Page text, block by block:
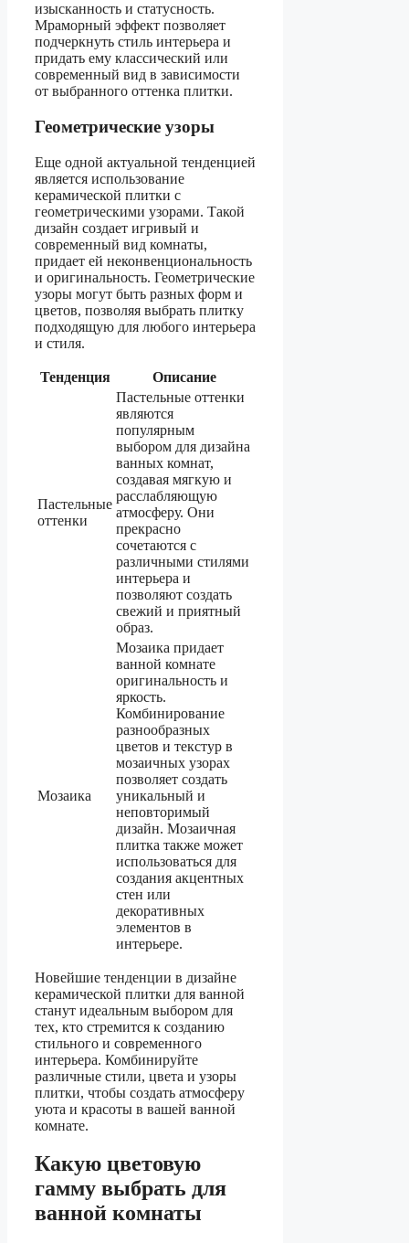
изысканность и статусность.
Мраморный эффект позволяет
подчеркнуть стиль интерьера и
придать ему классический или
современный вид в зависимости
от выбранного оттенка плитки.
Геометрические узоры
Еще одной актуальной тенденцией
является использование
керамической плитки с
геометрическими узорами. Такой
дизайн создает игривый и
современный вид комнаты,
придает ей неконвенциональность
и оригинальность. Геометрические
узоры могут быть разных форм и
цветов, позволяя выбрать плитку
подходящую для любого интерьера
и стиля.
Тенденция Описание
Пастельные
оттенки
Пастельные оттенки
являются
популярным
выбором для дизайна
ванных комнат,
создавая мягкую и
расслабляющую
атмосферу. Они
прекрасно
сочетаются с
различными стилями
интерьера и
позволяют создать
свежий и приятный
образ.
Мозаика
Мозаика придает
ванной комнате
оригинальность и
яркость.
Комбинирование
разнообразных
цветов и текстур в
мозаичных узорах
позволяет создать
уникальный и
неповторимый
дизайн. Мозаичная
плитка также может
использоваться для
создания акцентных
стен или
декоративных
элементов в
интерьере.
Новейшие тенденции в дизайне
керамической плитки для ванной
станут идеальным выбором для
тех, кто стремится к созданию
стильного и современного
интерьера. Комбинируйте
различные стили, цвета и узоры
плитки, чтобы создать атмосферу
уюта и красоты в вашей ванной
комнате.
Какую цветовую
гамму выбрать для
ванной комнаты